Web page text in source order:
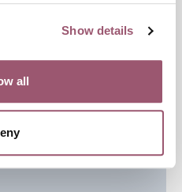
Show details
all
våld
7 b § BrB: kränkningar i
, inte enskilda